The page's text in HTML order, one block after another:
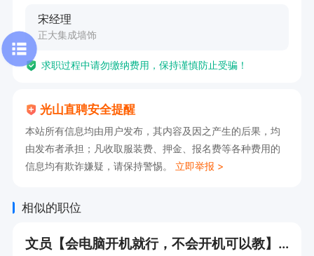
宋经理
正大集成墙饰
求职过程中请勿缴纳费用，保持谨慎防止受骗！
光山直聘安全提醒
本站所有信息均由用户发布，其内容及因之产生的后果，均
由发布者承担；凡收取服装费、押金、报名费等各种费用的
信息均有欺诈嫌疑，请保持警惕。 立即举报 >
相似的职位
文员【会电脑开机就行，不会开机可以教】公司已有1000人